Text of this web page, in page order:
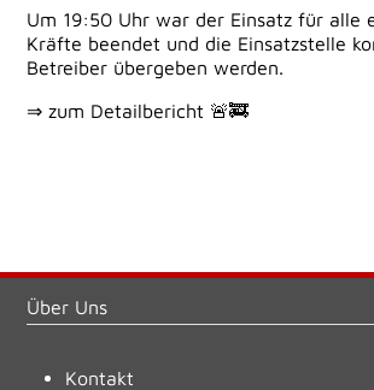
Um 19:50 Uhr war der Einsatz für alle
Kräfte beendet und die Einsatzstelle
Betreiber übergeben werden.
⇒ zum Detailbericht 🚨🚒
Über Uns
Kontakt